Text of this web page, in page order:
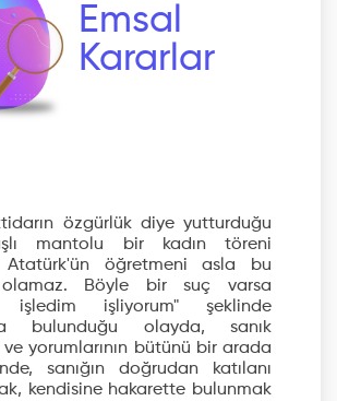
Emsal
Kararlar
özgürlük diye yutturduğu
mantolu bir kadın töreni
Atatürk'ün öğretmeni asla bu
olamaz. Böyle bir suç varsa
işledim işliyorum" şeklinde
bulunduğu olayda, sanık
ve yorumlarının bütünü bir arada
sanığın doğrudan katılanı
kendisine hakarette bulunmak